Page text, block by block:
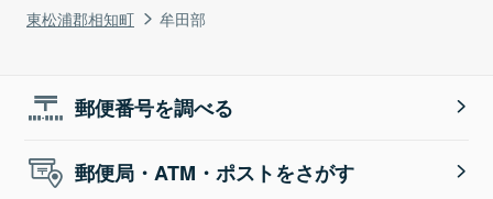
東松浦郡相知町
牟田部
郵便番号を調べる
郵便局・ATM・ポストをさがす